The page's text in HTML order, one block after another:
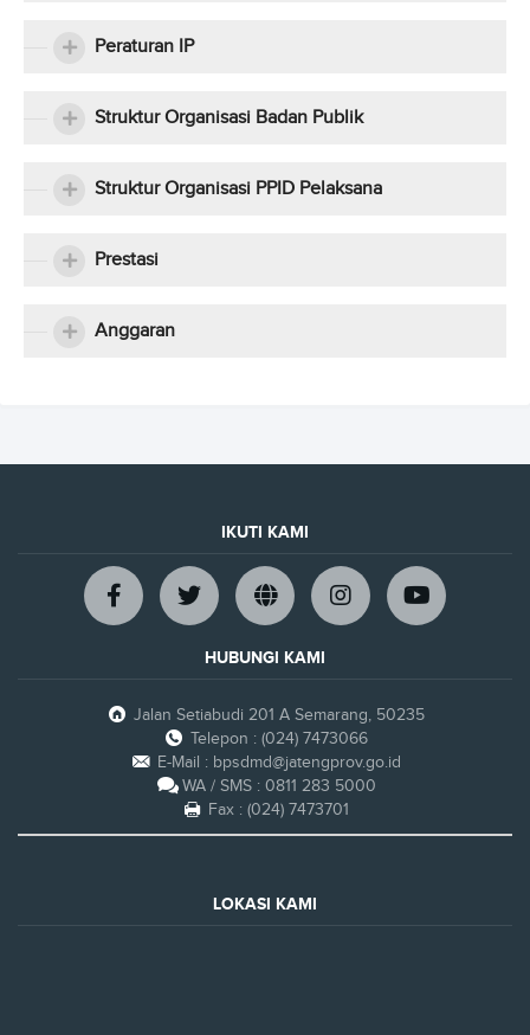
Peraturan IP
Struktur Organisasi Badan Publik
Struktur Organisasi PPID Pelaksana
Prestasi
Anggaran
IKUTI KAMI
HUBUNGI KAMI
Jalan Setiabudi 201 A Semarang, 50235
Telepon : (024) 7473066
E-Mail : bpsdmd@jatengprov.go.id
WA / SMS : 0811 283 5000
Fax : (024) 7473701
LOKASI KAMI